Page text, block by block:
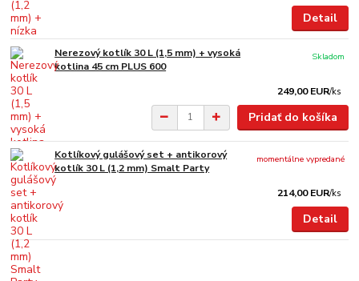
Detail
Nerezový kotlík 30 L (1,5 mm) + vysoká
kotlina 45 cm PLUS 600
249,00 EUR/ks
Skladom
Pridať do košíka
Kotlíkový gulášový set + antikorový
kotlík 30 L (1,2 mm) Smalt Party
214,00 EUR/ks
momentálne vypredané
Detail